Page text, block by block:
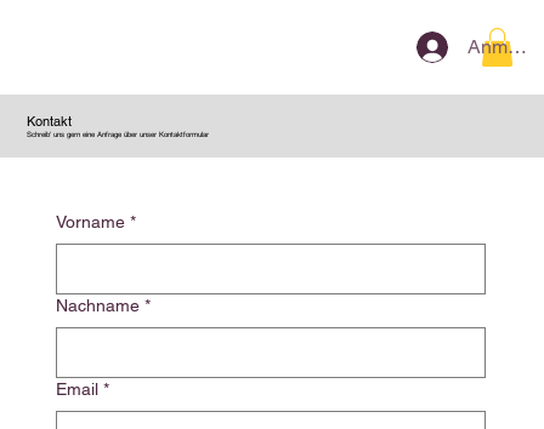
Kontakt
Schreib' uns gern eine Anfrage über unser Kontaktformular
Vorname *
Nachname *
Email *